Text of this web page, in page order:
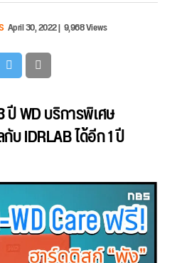
April 30, 2022| 9,968 Views
WD บริการพิเศษ
IDRLAB ได้อีก 1 ปี